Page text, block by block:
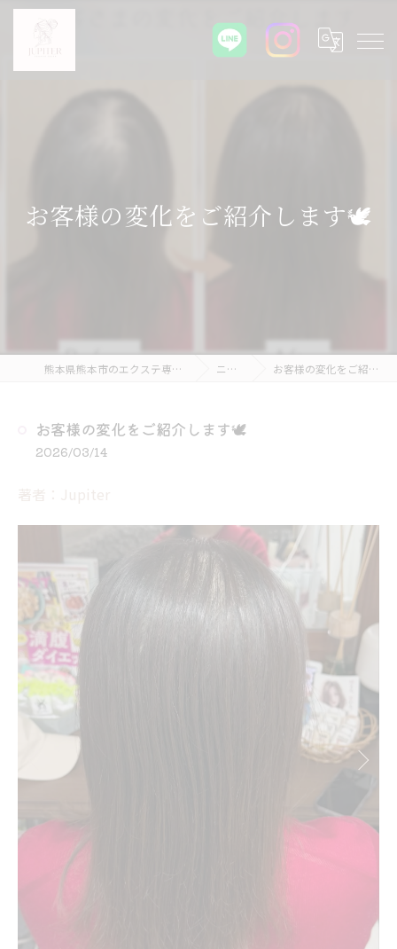
お客様の変化をご紹介します🕊
熊本県熊本市のエクステ専門店ならJupiter ニュース お客様の変化をご紹介します🕊
お客様の変化をご紹介します🕊
2026/03/14